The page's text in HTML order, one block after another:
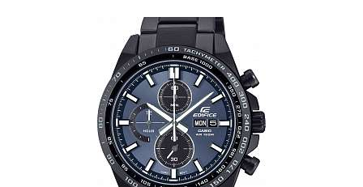
Edifice
EFR-574DC-2A
i